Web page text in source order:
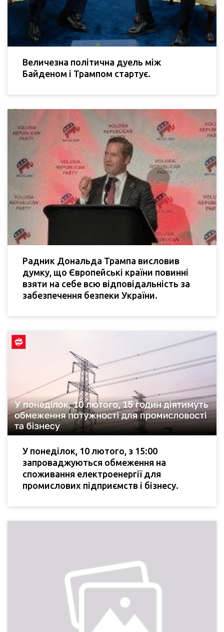
Величезна політична дуель між
Байденом і Трампом стартує.
Радник Дональда Трампа висловив
думку, що Європейські країни повинні
взяти на себе всю відповідальність за
забезпечення безпеки України.
У понеділок, 10 лютого, з 15:00
запроваджуються обмеження на
споживання електроенергії для
промислових підприємств і бізнесу.